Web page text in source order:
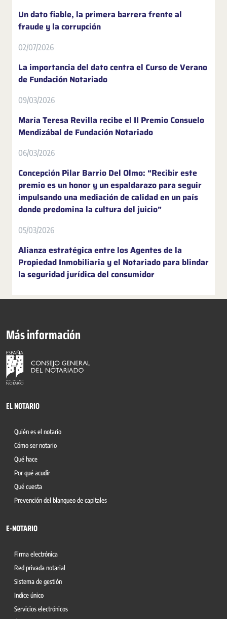
Un dato fiable, la primera barrera frente al
fraude y la corrupción
02/07/2026
La importancia del dato centra el Curso de Verano
de Fundación Notariado
09/03/2026
María Teresa Revilla recibe el II Premio Consuelo
Mendizábal de Fundación Notariado
06/03/2026
Concepción Pilar Barrio Del Olmo: “Recibir este
premio es un honor y un espaldarazo para seguir
impulsando una mediación de calidad en un país
donde predomina la cultura del juicio”
05/03/2026
Alianza estratégica entre los Agentes de la
Propiedad Inmobiliaria y el Notariado para blindar
la seguridad jurídica del consumidor
Más información
EL NOTARIO
Quién es el notario
Cómo ser notario
Qué hace
Por qué acudir
Qué cuesta
Prevención del blanqueo de capitales
E-NOTARIO
Firma electrónica
Red privada notarial
Sistema de gestión
Indice único
Servicios electrónicos